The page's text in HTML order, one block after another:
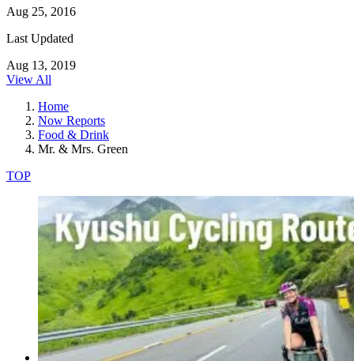
Aug 25, 2016
Last Updated
Aug 13, 2019
View All
Home
Now Reports
Food & Drink
Mr. & Mrs. Green
TOP